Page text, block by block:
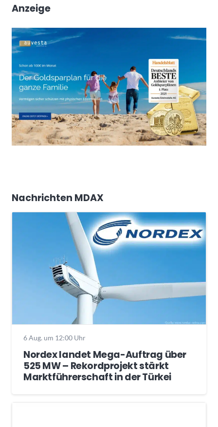
Anzeige
Nachrichten MDAX
6 Aug. um 12:00 Uhr
Nordex landet Mega-Auftrag über
525 MW – Rekordprojekt stärkt
Marktführerschaft in der Türkei